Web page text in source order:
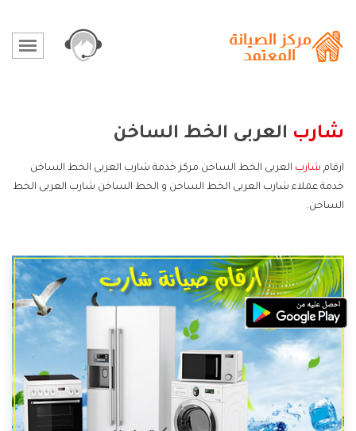
شارب العربى الخط الساخن
ارقام شارب العربى الخط الساخن مركز خدمة شارب العربى الخط الساخن
خدمة عملاء شارب العربى الخط الساخن و الخط الساخن شارب العربى الخط
الساخن.